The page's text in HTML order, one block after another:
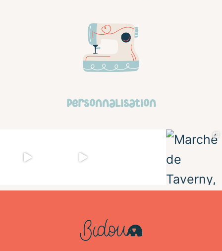
personnalisation